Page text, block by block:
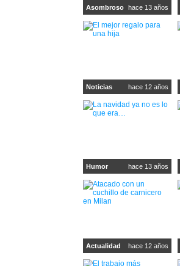
Asombroso hace 13 años
Noticias hace 12 años
Humor hace 13 años
Actualidad hace 12 años